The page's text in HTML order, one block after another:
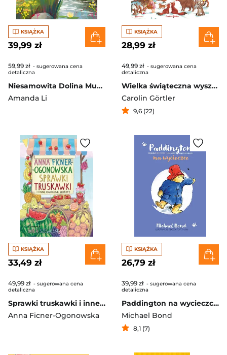
KSIĄŻKA
39,99 zł
59,99 zł - sugerowana cena
detaliczna
Niesamowita Dolina Muminków
Amanda Li
KSIĄŻKA
28,99 zł
49,99 zł - sugerowana cena
detaliczna
Wielka świąteczna wyszukiwanka
Carolin Görtler
9,6 (22)
KSIĄŻKA
33,49 zł
49,99 zł - sugerowana cena
detaliczna
Sprawki truskawki i inne owocowe sekrety
Anna Ficner-Ogonowska
KSIĄŻKA
26,79 zł
39,99 zł - sugerowana cena
detaliczna
Paddington na wycieczce [wznowienie 2022]
Michael Bond
8,1 (7)